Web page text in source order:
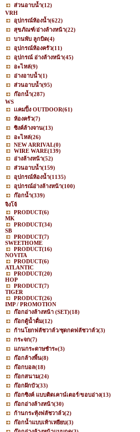
ส่วนอาบน้ำ(12)
VRH
อุปกรณ์ห้องน้ำ(622)
สุขภัณฑ์/อ่างล้างหน้า(22)
บานพับ ลูกบิด(4)
อุปกรณ์ห้องครัว(11)
อุปกรณ์ อ่างล้างหน้า(45)
อะไหล่(9)
อ่างอาบน้ำ(1)
ส่วนอาบน้ำ(95)
ก๊อกน้ำ(287)
WS
เเคมปิ้ง OUTDOOR(61)
ห้องครัว(7)
ซิงค์ล้างจาน(13)
อะไหล่(26)
NEW ARRIVAL(0)
WIRE WARE(139)
อ่างล้างหน้า(52)
ส่วนอาบน้ำ(159)
อุปกรณ์ห้องน้ำ(1135)
อุปกรณ์อ่างล้างหน้า(100)
ก๊อกน้ำ(339)
จิงโจ้
PRODUCT(6)
MK
PRODUCT(34)
SB
PRODUCT(7)
SWEETHOME
PRODUCT(16)
NOVITA
PRODUCT(6)
ATLANTIC
PRODUCT(20)
HOP
PRODUCT(7)
TIGER
PRODUCT(26)
IMP / PROMOTION
ก๊อกอ่างล้างหน้า (SET)(18)
ก๊อกตู้น้ำดื่ม(12)
ก้านโยกฟลัชวาล์ว/ชุดกดฟลัชวาล์ว(3)
กระจก(7)
แกนกระดาษชำระ(3)
ก๊อกล้างพื้น(8)
ก๊อกบอล(18)
ก๊อกสนาม(24)
ก๊อกฝักบัว(33)
ก๊อกซิงค์ แบบติดเคาน์เตอร์/ขอบอ่าง(13)
ก๊อกอ่างล้างหน้า(30)
ก้านกระทุ้งฟลัชวาล์ว(2)
ก๊อกน้ำแบบเท้าเหยียบ(3)